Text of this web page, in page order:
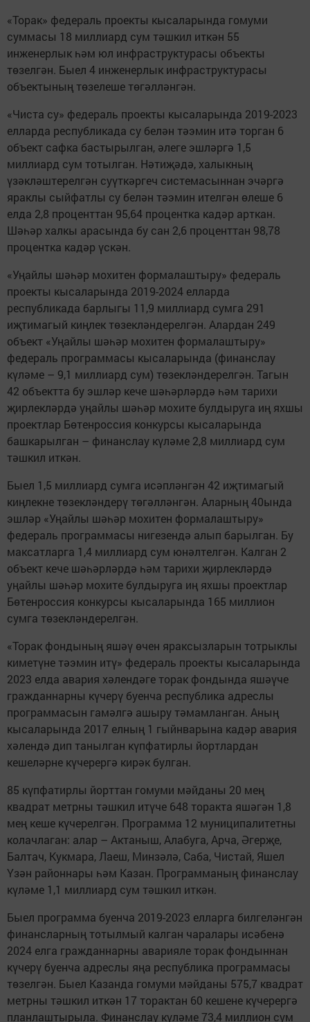
«Торак» федераль проекты кысаларында гомуми
суммасы 18 миллиард сум тәшкил иткән 55
инженерлык һәм юл инфраструктурасы объекты
төзелгән. Быел 4 инженерлык инфраструктурасы
объектының төзелеше төгәлләнгән.
«Чиста су» федераль проекты кысаларында 2019-2023
елларда республикада су белән тәэмин итә торган 6
объект сафка бастырылган, әлеге эшләргә 1,5
миллиард сум тотылган. Нәтиҗәдә, халыкның
үзәкләштерелгән суүткәргеч системасыннан эчәргә
яраклы сыйфатлы су белән тәэмин ителгән өлеше 6
елда 2,8 проценттан 95,64 процентка кадәр арткан.
Шәһәр халкы арасында бу сан 2,6 проценттан 98,78
процентка кадәр үскән.
«Уңайлы шәһәр мохитен формалаштыру» федераль
проекты кысаларында 2019-2024 елларда
республикада барлыгы 11,9 миллиард сумга 291
иҗтимагый киңлек төзекләндерелгән. Алардан 249
объект «Уңайлы шәһәр мохитен формалаштыру»
федераль программасы кысаларында (финанслау
күләме – 9,1 миллиард сум) төзекләндерелгән. Тагын
42 объектта бу эшләр кече шәһәрләрдә һәм тарихи
җирлекләрдә уңайлы шәһәр мохите булдыруга иң яхшы
проектлар Бөтенроссия конкурсы кысаларында
башкарылган – финанслау күләме 2,8 миллиард сум
тәшкил иткән.
Быел 1,5 миллиард сумга исәпләнгән 42 иҗтимагый
киңлекне төзекләндерү төгәлләнгән. Аларның 40ында
эшләр «Уңайлы шәһәр мохитен формалаштыру»
федераль программасы нигезендә алып барылган. Бу
максатларга 1,4 миллиард сум юнәлтелгән. Калган 2
объект кече шәһәрләрдә һәм тарихи җирлекләрдә
уңайлы шәһәр мохите булдыруга иң яхшы проектлар
Бөтенроссия конкурсы кысаларында 165 миллион
сумга төзекләндерелгән.
«Торак фондының яшәү өчен яраксызларын тотрыклы
киметүне тәэмин итү» федераль проекты кысаларында
2023 елда авария хәлендәге торак фондында яшәүче
гражданнарны күчерү буенча республика адреслы
программасын гамәлгә ашыру тәмамланган. Аның
кысаларында 2017 елның 1 гыйнварына кадәр авария
хәлендә дип танылган күпфатирлы йортлардан
кешеләрне күчерергә кирәк булган.
85 күпфатирлы йорттан гомуми мәйданы 20 мең
квадрат метрны тәшкил итүче 648 торакта яшәгән 1,8
мең кеше күчерелгән. Программа 12 муниципалитетны
колачлаган: алар – Актаныш, Алабуга, Арча, Әгерҗе,
Балтач, Кукмара, Лаеш, Минзәлә, Саба, Чистай, Яшел
Үзән районнары һәм Казан. Программаның финанслау
күләме 1,1 миллиард сум тәшкил иткән.
Быел программа буенча 2019-2023 елларга билгеләнгән
финансларның тотылмый калган чаралары исәбенә
2024 елга гражданнарны аварияле торак фондыннан
күчерү буенча адреслы яңа республика программасы
төзелгән. Быел Казанда гомуми мәйданы 575,7 квадрат
метрны тәшкил иткән 17 торактан 60 кешене күчерергә
планлаштырыла. Финанслау күләме 73,4 миллион сум